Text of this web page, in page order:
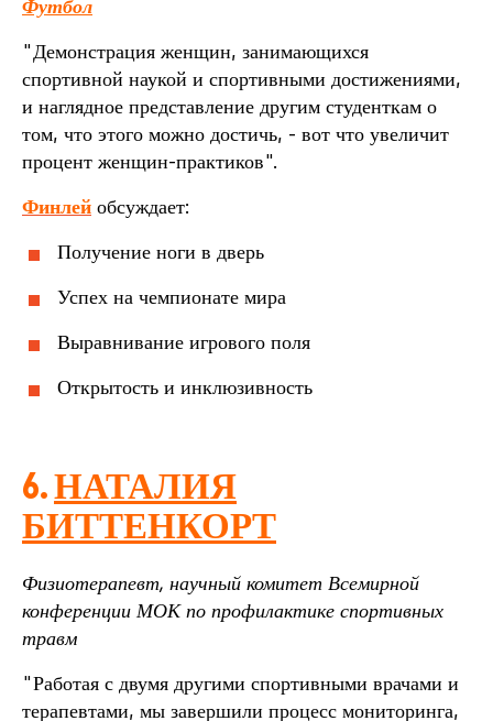
Футбол
"Демонстрация женщин, занимающихся
спортивной наукой и спортивными достижениями,
и наглядное представление другим студенткам о
том, что этого можно достичь, - вот что увеличит
процент женщин-практиков".
Финлей обсуждает:
Получение ноги в дверь
Успех на чемпионате мира
Выравнивание игрового поля
Открытость и инклюзивность
6.НАТАЛИЯ
БИТТЕНКОРТ
Физиотерапевт, научный комитет Всемирной
конференции МОК по профилактике спортивных
травм
"Работая с двумя другими спортивными врачами и
терапевтами, мы завершили процесс мониторинга,